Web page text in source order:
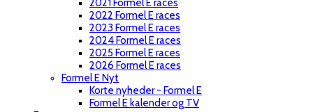
2021 Formel E races
2022 Formel E races
2023 Formel E races
2024 Formel E races
2025 Formel E races
2026 Formel E races
Formel E Nyt
Korte nyheder - Formel E
Formel E kalender og TV